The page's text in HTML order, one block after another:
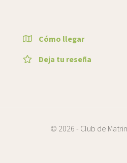
Cómo llegar
Deja tu reseña
© 2026 - Club de